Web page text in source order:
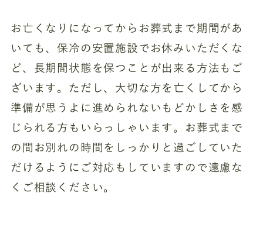
お亡くなりになってからお葬式まで期間があ
いても、保冷の安置施設でお休みいただくな
ど、長期間状態を保つことが出来る方法もご
ざいます。ただし、大切な方を亡くしてから
準備が思うよに進められないもどかしさを感
じられる方もいらっしゃいます。お葬式まで
の間お別れの時間をしっかりと過ごしていた
だけるようにご対応もしていますので遠慮な
くご相談ください。